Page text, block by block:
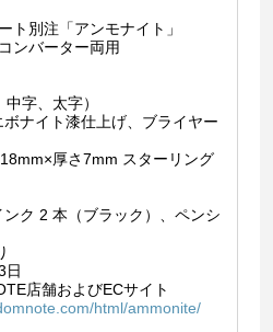
ト別注「アンモナイト」
ンバーター両用
字、太字）
ボナイト漆仕上げ、ブライヤー
厚さ7mm スターリング
ク 2 本（ブラック）、ペンシ
日
店舗およびECサイト
html/ammonite/